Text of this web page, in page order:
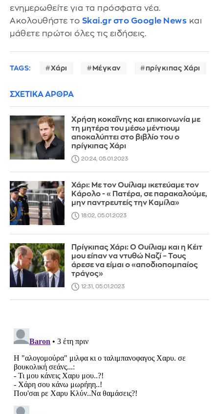
ενημερωθείτε για τα πρόσφατα νέα.
Ακολουθήστε το Skai.gr στο Google News και
μάθετε πρώτοι όλες τις ειδήσεις.
TAGS: Χάρι Μέγκαν πρίγκιπας Χάρι
ΣΧΕΤΙΚΑ ΑΡΘΡΑ
Χρήση κοκαΐνης και επικοινωνία με
τη μητέρα του μέσω μέντιουμ
αποκαλύπτει στο βιβλίο του ο
πρίγκιπας Χάρι
20:24, 05.01.2023
Χάρι: Με τον Ουίλιαμ ικετεύαμε τον
Κάρολο - «Πατέρα, σε παρακαλούμε,
μην παντρευτείς την Καμίλα»
18:02, 05.01.2023
Πρίγκιπας Χάρι: Ο Ουίλιαμ και η Κέιτ
μου είπαν να ντυθώ Ναζί – Τους
άρεσε να είμαι ο «αποδιοπομπαίος
τράγος»
12:31, 05.01.2023